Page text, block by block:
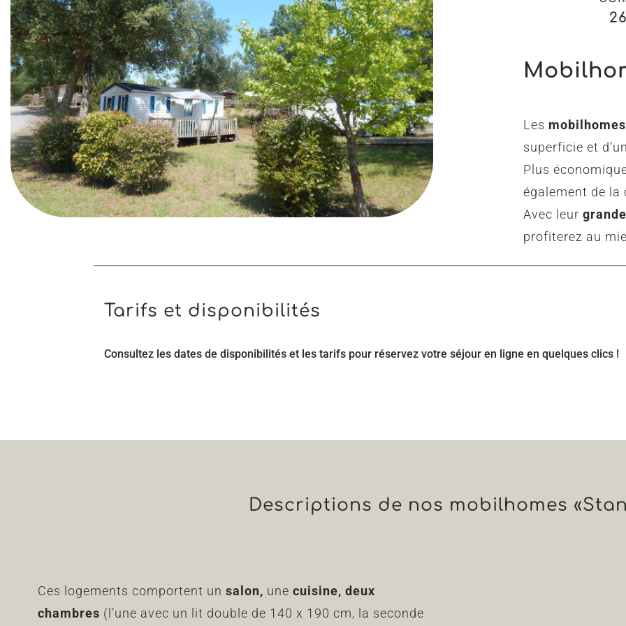
Les
superficie et
Plus
également de
Avec leur
profiterez au
Tarifs et disponibilités
Consultez les dates de disponibilités et les tarifs pour réservez votre séjour en ligne en quelques clics !
Descriptions de nos mobilhomes
Ces logements comportent un salon, une cuisine, deux
chambres (l’une avec un lit double de 140 x 190 cm, la seconde